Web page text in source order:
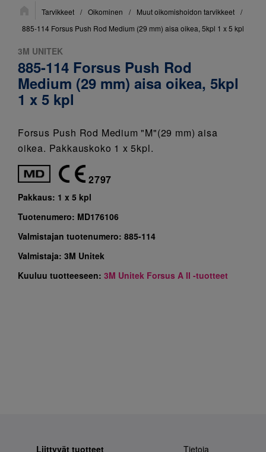
Sijainti:Tarvikkeet / Oikominen / Muut oikomishoidon tarvikkeet /
885-114 Forsus Push Rod Medium (29 mm) aisa oikea, 5kpl 1 x 5 kpl
3M UNITEK
885-114 Forsus Push Rod
Medium (29 mm) aisa oikea, 5kpl
1 x 5 kpl
Forsus Push Rod Medium "M"(29 mm) aisa
oikea. Pakkauskoko 1 x 5kpl.
2797
Pakkaus: 1 x 5 kpl
Tuotenumero: MD176106
Valmistajan tuotenumero: 885-114
Valmistaja: 3M Unitek
Kuuluu tuotteeseen: 3M Unitek Forsus A II -tuotteet
Liittyvät tuotteet Tietoja